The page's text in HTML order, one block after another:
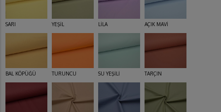
SARI YEŞİL LİLA AÇIK MAVİ
BAL KÖPÜĞÜ TURUNCU SU YEŞİLİ TARÇIN